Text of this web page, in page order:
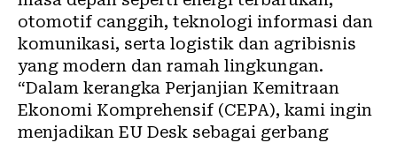
otomotif canggih, teknologi informasi dan
komunikasi, serta logistik dan agribisnis
yang modern dan ramah lingkungan.
“Dalam kerangka Perjanjian Kemitraan
Ekonomi Komprehensif (CEPA), kami ingin
menjadikan EU Desk sebagai gerbang